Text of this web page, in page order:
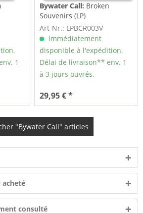
1
Bywater Call: Broken
Souvenirs (LP)
Art-Nr.: LPBCR003V
Immédiatement
disponible à l'expédition,
Délai de livraison** env. 1
à 3 jours ouvrés.
29,95 € *
"Bywater Call" articles
acheté
consulté